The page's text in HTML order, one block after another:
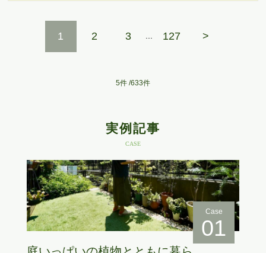
1 2 3 ... 127 >
5件 /633件
実例記事
CASE
Case
01